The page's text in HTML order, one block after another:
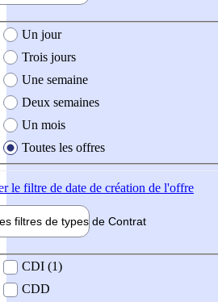
création de l'offre
Un jour
Trois jours
Une semaine
Deux semaines
Un mois
Toutes les offres
le filtre de date de création de l'offre
filtres de types de Contrat
contrat
CDI (1)
CDD